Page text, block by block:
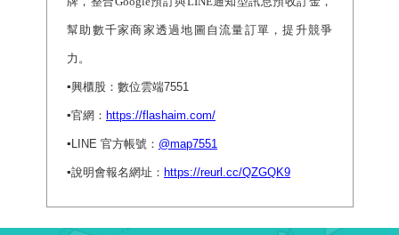
幫助數千家商家透過地圖自流量訂單，提升競爭
力。
▪️興櫃股：數位雲端7551
▪️官網： https://flashaim.com/
▪️ LINE 官方帳號： @map7551
▪️說明會報名網址： https://reurl.cc/QZGQK9